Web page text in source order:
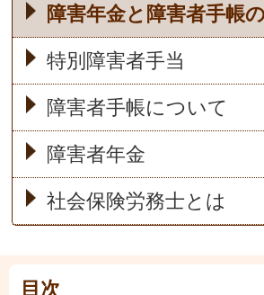
障害年金と障害者手帳
特別障害者手当
障害者手帳について
障害者年金
社会保険労務士とは
目次